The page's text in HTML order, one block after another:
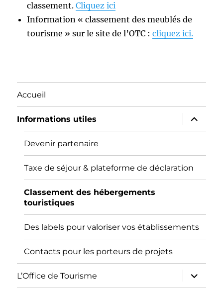
classement.Cliquez ici
Information « classement des meublés de
tourisme » sur le site de l’OTC :cliquez ici.
Accueil
Informations utiles
ouvrir
le
sous-
Devenir partenaire
Taxe de séjour & plateforme de déclaration
Classement des hébergements
touristiques
Des labels pour valoriser vos établissements
Contacts pour les porteurs de projets
L’Office de Tourisme
ouvrir
le
sous-